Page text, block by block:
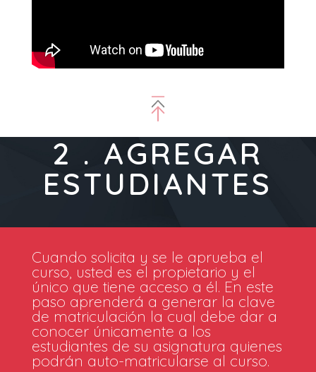
2 . AGREGAR
ESTUDIANTES
Cuando solicita y se le aprueba el
curso, usted es el propietario y el
único que tiene acceso a él. En este
paso aprenderá a generar la clave
de matriculación la cual debe dar a
conocer únicamente a los
estudiantes de su asignatura quienes
podrán auto-matricularse al curso.